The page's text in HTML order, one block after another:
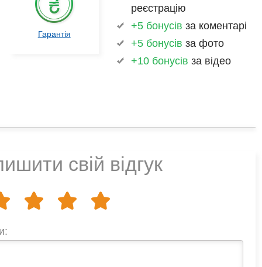
Гарантія
реєстрацію
+5 бонусів за коментарі
+5 бонусів за фото
+10 бонусів за відео
свій відгук